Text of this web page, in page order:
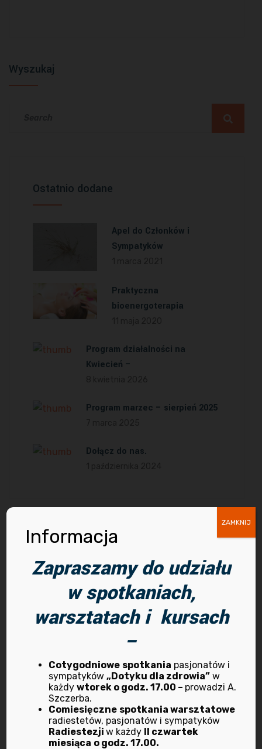
Wyszukaj
Ostatnio dodane
Apel do Członków i
Sympatyków
Praktyczna
bioenergoterapia
Program działalności na
Kwiecień –
Program marzec – sierpień 2025
Dołącz do nas.
Bioenergoterapia
Dietetyka
Kursy i szkolenia
Ludzie bioradu
My w mediach
Informacja
Zapraszamy do udziału
w spotkaniach,
warsztatach i kursach
–
Cotygodniowe spotkania pasjonatów i
sympatyków„Dotyku dla zdrowia” w
każdywtorek o godz. 17.00 – prowadzi A.
Szczerba.
Comiesięczne spotkania warsztatowe
radiestetów, pasjonatów i sympatyków
Radiestezjiw każdy II czwartek
miesiąca o godz. 17.00.
ZAMKNIJ